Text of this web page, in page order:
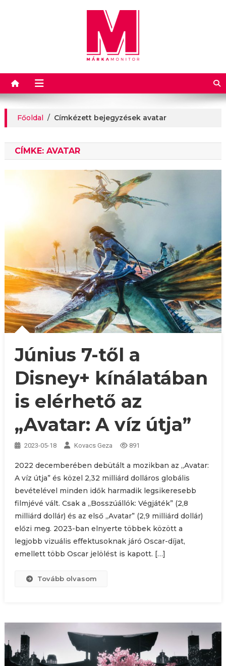
Márkamonitor
Főoldal / Címkézett bejegyzések avatar
CÍMKE: AVATAR
Június 7-től a
Disney+ kínálatában
is elérhető az
„Avatar: A víz útja”
2023-05-18 Kovacs Geza 891
2022 decemberében debütált a mozikban az „Avatar:
A víz útja” és közel 2,32 milliárd dolláros globális
bevételével minden idők harmadik legsikeresebb
filmjévé vált. Csak a „Bosszúállók: Végjáték” (2,8
milliárd dollár) és az első „Avatar” (2,9 milliárd dollár)
előzi meg. 2023-ban elnyerte többek között a
legjobb vizuális effektusoknak járó Oscar-díjat,
emellett több Oscar jelölést is kapott. […]
Tovább olvasom